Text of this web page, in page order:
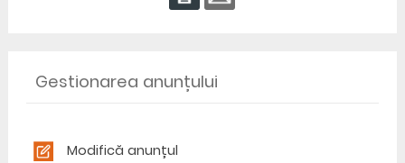
Gestionarea anunțului
Modifică anunțul